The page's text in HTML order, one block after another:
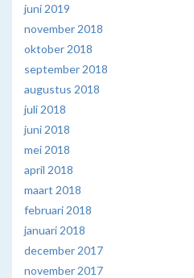
juni 2019
november 2018
oktober 2018
september 2018
augustus 2018
juli 2018
juni 2018
mei 2018
april 2018
maart 2018
februari 2018
januari 2018
december 2017
november 2017